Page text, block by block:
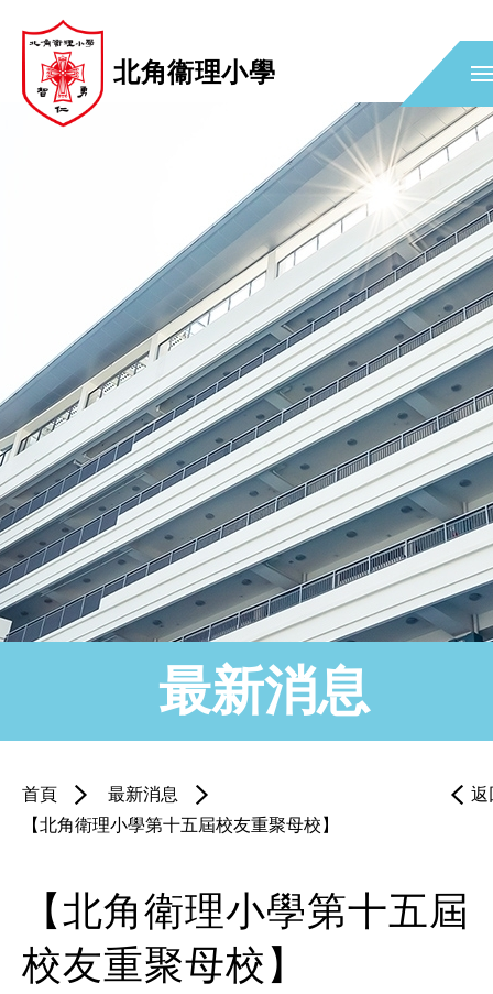
北角衞理小學
最新消息
返
首頁
最新消息
【北角衛理小學第十五屆校友重聚母校】
【北角衛理小學第十五屆
校友重聚母校】